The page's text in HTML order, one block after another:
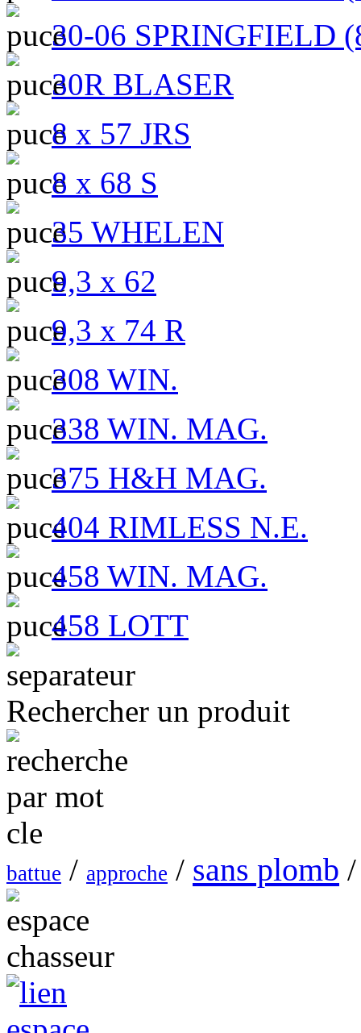
30-06 SPRINGFIELD
30R BLASER
8 x 57 JRS
8 x 68 S
35 WHELEN
9,3 x 62
9,3 x 74 R
308 WIN.
338 WIN. MAG.
375 H&H MAG.
404 RIMLESS N.E.
458 WIN. MAG.
458 LOTT
Rechercher un produit
battue / approche / sans plomb /